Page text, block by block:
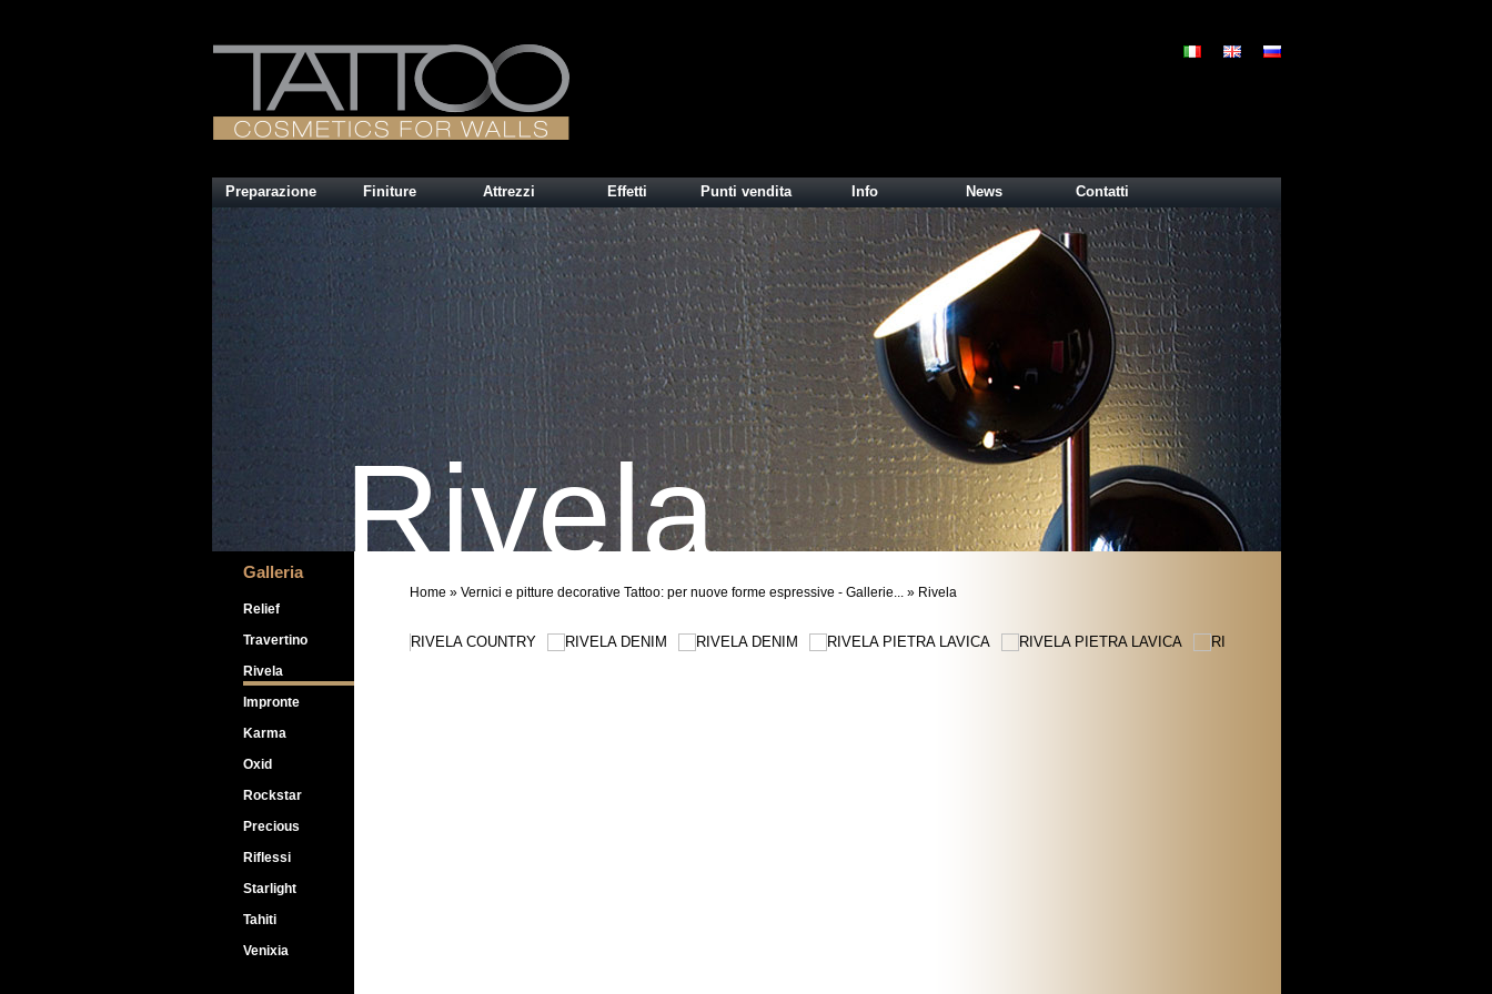
Preparazione Finiture Attrezzi Effetti Punti vendita Info News Contatti
Galleria
Relief
Travertino
Rivela
Impronte
Karma
Oxid
Rockstar
Precious
Riflessi
Starlight
Tahiti
Venixia
Rivela
Home » Vernici e pitture decorative Tattoo: per nuove forme espressive - Gallerie... » Rivela